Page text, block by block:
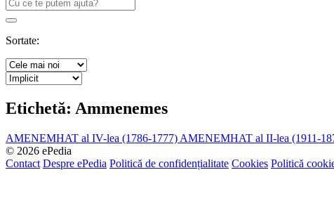
după:
Search
Sortate:
Etichetă: Ammenemes
AMENEMHAT al IV-lea (1786-1777) AMENEMHAT al II-lea (1911-
© 2026 ePedia
Contact Despre ePedia Politică de confidențialitate Cookies Politică